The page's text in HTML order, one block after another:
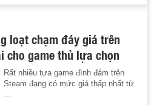
loạt chạm đáy giá trên
cho game thủ lựa chọn
Rất nhiều tựa game đình đám trên
Steam đang có mức giá thấp nhất từ